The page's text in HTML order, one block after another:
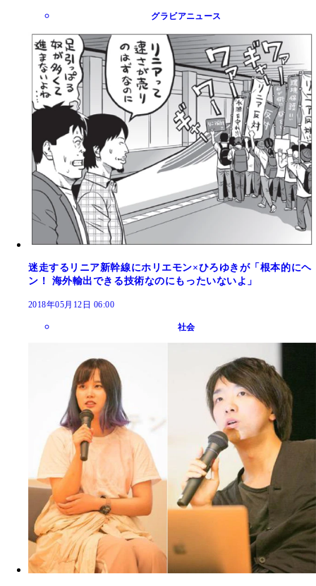
グラビアニュース
迷走するリニア新幹線にホリエモン×ひろゆきが「根本的にヘ
ン！ 海外輸出できる技術なのにもったいないよ」
2018年05月12日 06:00
社会